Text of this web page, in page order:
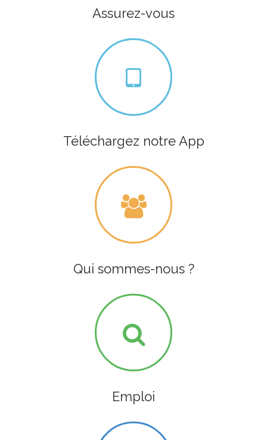
Assurez-vous
Téléchargez notre App
Qui sommes-nous ?
Emploi